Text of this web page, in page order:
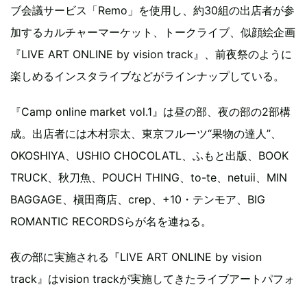
ブ会議サービス「Remo」を使用し、約30組の出店者が参
加するカルチャーマーケット、トークライブ、似顔絵企画
『LIVE ART ONLINE by vision track』、前夜祭のように
楽しめるインスタライブなどがラインナップしている。
『Camp online market vol.1』は昼の部、夜の部の2部構
成。出店者には木村宗太、東京フルーツ“果物の達人”、
OKOSHIYA、USHIO CHOCOLATL、ふもと出版、BOOK
TRUCK、秋刀魚、POUCH THING、to-te、netuii、MIN
BAGGAGE、槇田商店、crep、+10・テンモア、BIG
ROMANTIC RECORDSらが名を連ねる。
夜の部に実施される『LIVE ART ONLINE by vision
track』はvision trackが実施してきたライブアートパフォ